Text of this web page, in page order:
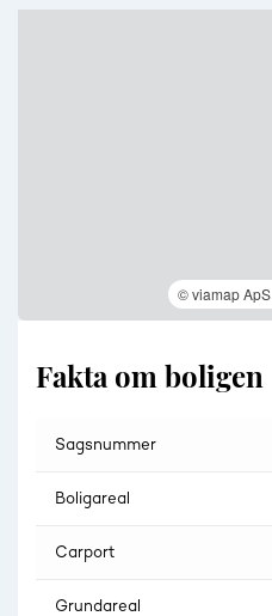
© viamap ApS
Fakta om boligen
Sagsnummer
Boligareal
Carport
Grundareal